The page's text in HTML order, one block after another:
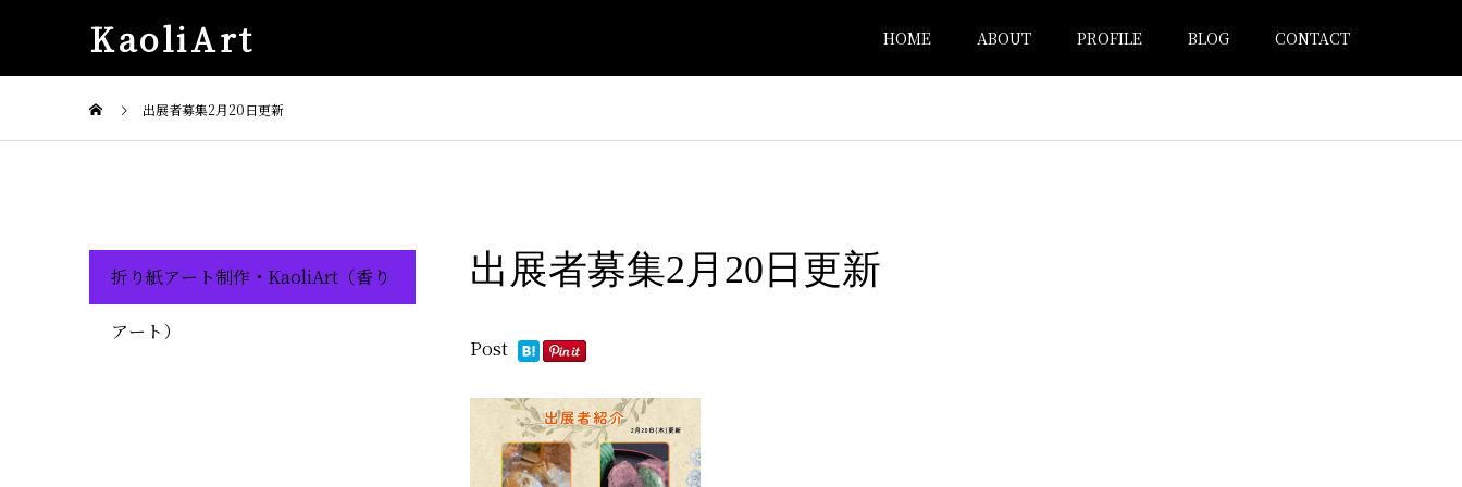
KaoliArt HOME ABOUT PROFILE BLOG CONTACT
出展者募集2月20日更新
出展者募集2月20日更新
Post
折り紙アート制作・KaoliArt（香り
アート）